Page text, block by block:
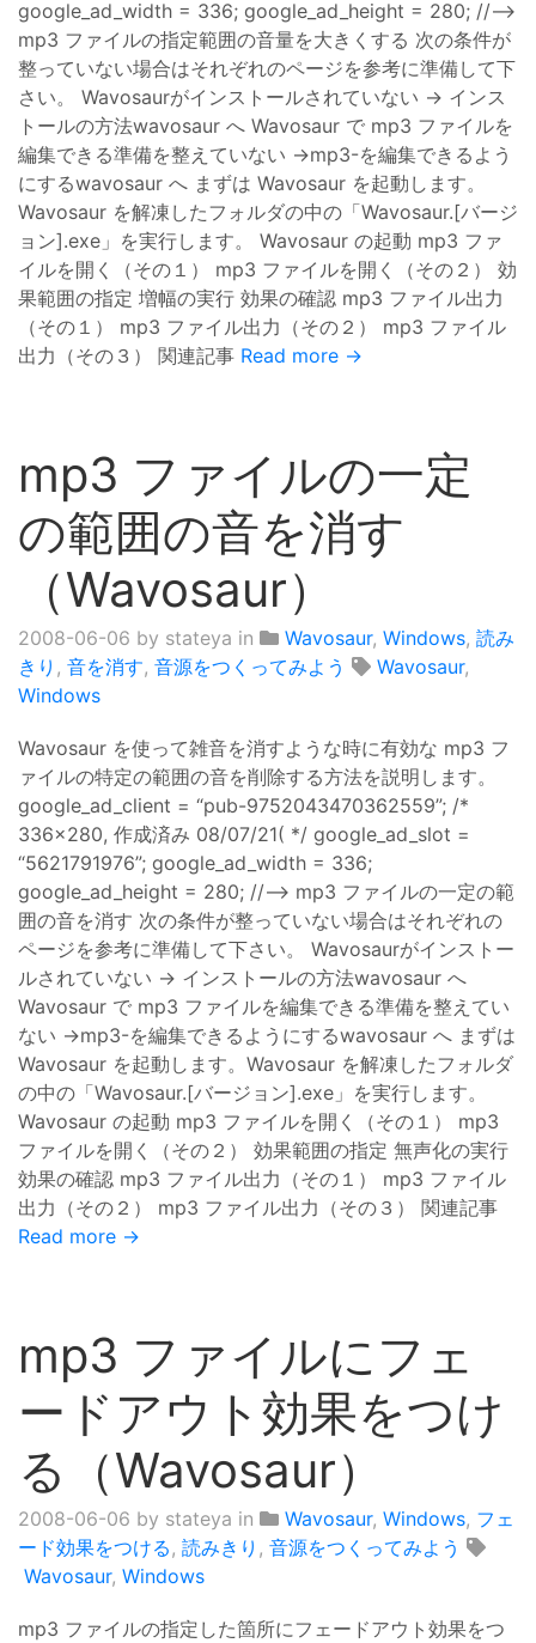
google_ad_width = 336; google_ad_height = 280; //–>
mp3 ファイルの指定範囲の音量を大きくする 次の条件が
整っていない場合はそれぞれのページを参考に準備して下
さい。 Wavosaurがインストールされていない → インス
トールの方法wavosaur へ Wavosaur で mp3 ファイルを
編集できる準備を整えていない →mp3-を編集できるよう
にするwavosaur へ まずは Wavosaur を起動します。
Wavosaur を解凍したフォルダの中の「Wavosaur.[バージ
ョン].exe」を実行します。 Wavosaur の起動 mp3 ファ
イルを開く（その１） mp3 ファイルを開く（その２） 効
果範囲の指定 増幅の実行 効果の確認 mp3 ファイル出力
（その１） mp3 ファイル出力（その２） mp3 ファイル
出力（その３） 関連記事 Read more →
mp3 ファイルの一定
の範囲の音を消す
（Wavosaur）
2008-06-06 by stateya in Wavosaur, Windows, 読み
きり , 音を消す, 音源をつくってみよう Wavosaur,
Windows
Wavosaur を使って雑音を消すような時に有効な mp3 フ
ァイルの特定の範囲の音を削除する方法を説明します。
google_ad_client = “pub-9752043470362559”; /*
336x280, 作成済み 08/07/21( */ google_ad_slot =
“5621791976”; google_ad_width = 336;
google_ad_height = 280; //–> mp3 ファイルの一定の範
囲の音を消す 次の条件が整っていない場合はそれぞれの
ページを参考に準備して下さい。 Wavosaurがインストー
ルされていない → インストールの方法wavosaur へ
Wavosaur で mp3 ファイルを編集できる準備を整えてい
ない →mp3-を編集できるようにするwavosaur へ まずは
Wavosaur を起動します。Wavosaur を解凍したフォルダ
の中の「Wavosaur.[バージョン].exe」を実行します。
Wavosaur の起動 mp3 ファイルを開く（その１） mp3
ファイルを開く（その２） 効果範囲の指定 無声化の実行
効果の確認 mp3 ファイル出力（その１） mp3 ファイル
出力（その２） mp3 ファイル出力（その３） 関連記事
Read more →
mp3 ファイルにフェ
ードアウト効果をつけ
る（Wavosaur）
2008-06-06 by stateya in Wavosaur, Windows, フェ
ード効果をつける, 読みきり , 音源をつくってみよう
Wavosaur, Windows
mp3 ファイルの指定した箇所にフェードアウト効果をつ